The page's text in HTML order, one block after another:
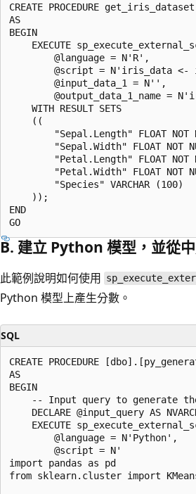
CREATE PROCEDURE get_iris_dataset
AS
BEGIN
EXECUTE
        @language = N'R',
@script = N'iris_data <-
        @input_data_1 = N'',
@output_data_1_name =
    WITH RESULT SETS
    ((
"Sepal.Length" FLOAT NOT
"Sepal.Width" FLOAT NOT
"Petal.Length" FLOAT NOT
"Petal.Width" FLOAT NOT
        "Species" VARCHAR (100)
    ));
END
B. 建立 Python 模型，並從
此範例說明如何使用
Python 模型上產生分數。
SQL
CREATE PROCEDURE
AS
BEGIN
-- Input query to generate
DECLARE @input_query AS
EXECUTE
        @language = N'Python',
        @script = N'
import pandas as pd
from sklearn.cluster import